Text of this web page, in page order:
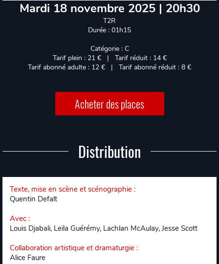
Mardi 18 novembre 2025 | 20h30
T2R
Durée : 01h15
Catégorie : C
Tarif plein : 21 € | Tarif réduit : 14 €
Tarif abonné adulte : 12 € | Tarif abonné réduit : 8 €
Acheter des places
Distribution
Texte, mise en scène et scénographie :
Quentin Defalt
Avec :
Louis Djabali, Leïla Guérémy, Lachlan McAulay, Jesse Scott
Collaboration artistique et dramaturgie :
Alice Faure